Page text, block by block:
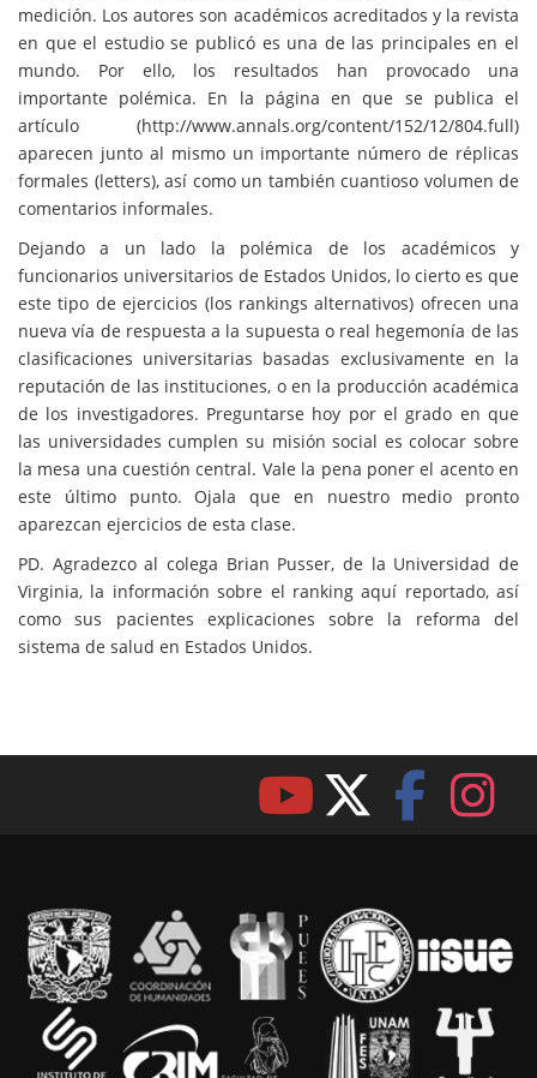
medición. Los autores son académicos acreditados y la revista
en que el estudio se publicó es una de las principales en el
mundo. Por ello, los resultados han provocado una
importante polémica. En la página en que se publica el
artículo (http://www.annals.org/content/152/12/804.full)
aparecen junto al mismo un importante número de réplicas
formales (letters), así como un también cuantioso volumen de
comentarios informales.
Dejando a un lado la polémica de los académicos y
funcionarios universitarios de Estados Unidos, lo cierto es que
este tipo de ejercicios (los rankings alternativos) ofrecen una
nueva vía de respuesta a la supuesta o real hegemonía de las
clasificaciones universitarias basadas exclusivamente en la
reputación de las instituciones, o en la producción académica
de los investigadores. Preguntarse hoy por el grado en que
las universidades cumplen su misión social es colocar sobre
la mesa una cuestión central. Vale la pena poner el acento en
este último punto. Ojala que en nuestro medio pronto
aparezcan ejercicios de esta clase.
PD. Agradezco al colega Brian Pusser, de la Universidad de
Virginia, la información sobre el ranking aquí reportado, así
como sus pacientes explicaciones sobre la reforma del
sistema de salud en Estados Unidos.